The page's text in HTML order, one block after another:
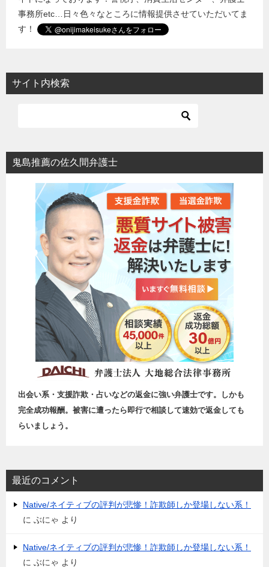
事務所etc…日々色々なところに情報提供させていただいてま
す！
サイト内検索
鬼島推薦の佐久間弁護士
出会い系・支援詐欺・占いなどの返金に強い弁護士です。しかも
完全成功報酬。被害に遭ったら即行で相談して速効で返金しても
らいましょう。
最近のコメント
Native/ネイティブの評判が悲惨！詐欺師しか登場しない系！
に ぶにゃ より
Native/ネイティブの評判が悲惨！詐欺師しか登場しない系！
に ぶにゃ より